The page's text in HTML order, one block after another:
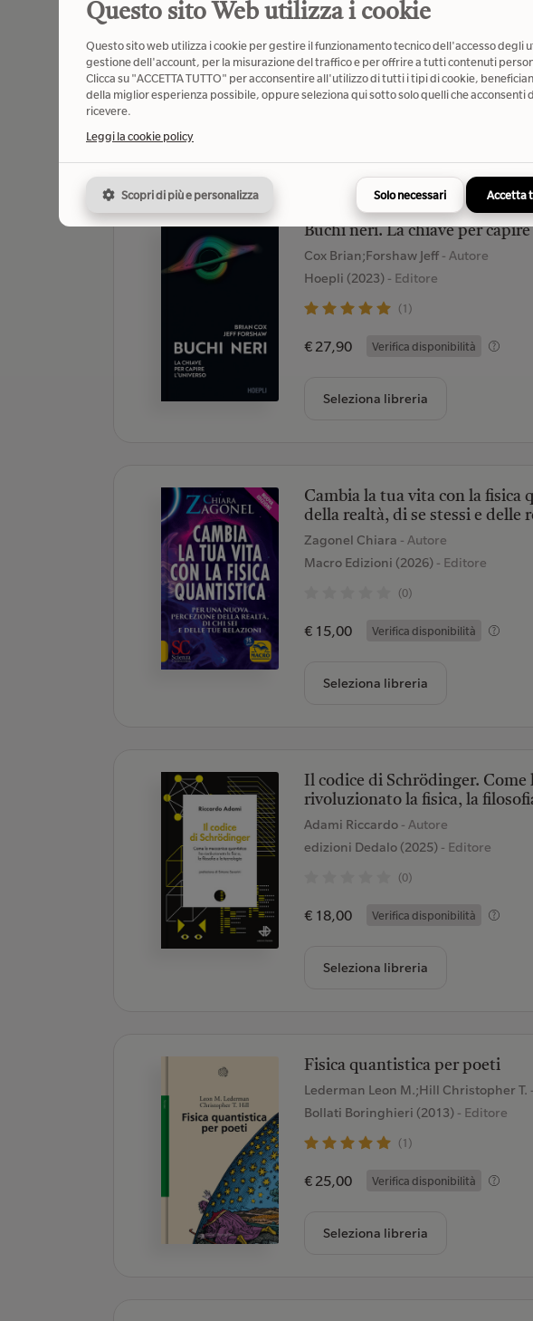
Adelphi (2010)- Editore
(4)
€ 12,00 Verifica disponibilità
Buchi neri. La chiave per
Cox Brian;Forshaw Jeff - Autore
Hoepli (2023)- Editore
(1)
€ 27,90 Verifica disponibilità
Seleziona libreria
Cambia la tua vita con la fisica
della realtà, di se stessi e delle
Zagonel Chiara - Autore
Macro Edizioni (2026)- Editore
(0)
€ 15,00 Verifica disponibilità
Seleziona libreria
Il codice di Schrödinger. Come
rivoluzionato la fisica, la
Adami Riccardo - Autore
edizioni Dedalo (2025)- Editore
(0)
€ 18,00 Verifica disponibilità
Seleziona libreria
Fisica quantistica per poeti
Lederman Leon M.;Hill Christopher T.
Bollati Boringhieri (2013)- Editore
(1)
€ 25,00 Verifica disponibilità
Seleziona libreria
Questo sito Web utilizza i cookie
Questo sito web utilizza i cookie per gestire il funzionamento tecnico dell'accesso degli
gestione dell'account, per la misurazione del traffico e per offrire a tutti contenuti
Clicca su "ACCETTA TUTTO" per acconsentire all'utilizzo di tutti i tipi di cookie,
della miglior esperienza possibile, oppure seleziona qui sotto solo quelli che acconsenti
ricevere.
Leggi la cookie policy
Scopri di più e personalizza Solo necessari Accetta